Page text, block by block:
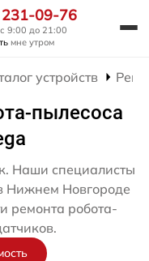
09-76
9:00 до 21:00
мне утром
устройств
пылесоса
Наши специалисты
Нижнем Новгороде
ремонта робота-